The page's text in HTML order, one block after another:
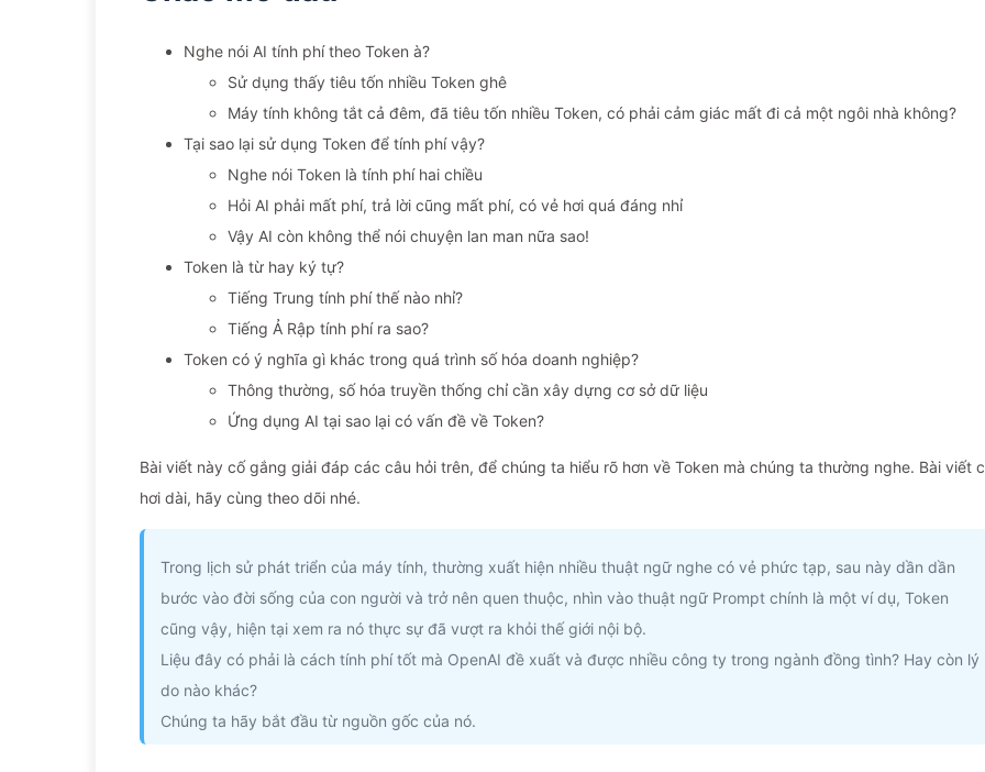
Nghe nói AI tính phí theo Token à?
Sử dụng thấy tiêu tốn nhiều Token ghê
Máy tính không tắt cả đêm, đã tiêu tốn nhiều Token, có phải cảm giác mất đi cả một ngôi nhà không?
Tại sao lại sử dụng Token để tính phí vậy?
Nghe nói Token là tính phí hai chiều
Hỏi AI phải mất phí, trả lời cũng mất phí, có vẻ hơi quá đáng nhỉ
Vậy AI còn không thể nói chuyện lan man nữa sao!
Token là từ hay ký tự?
Tiếng Trung tính phí thế nào nhỉ?
Tiếng Ả Rập tính phí ra sao?
Token có ý nghĩa gì khác trong quá trình số hóa doanh nghiệp?
Thông thường, số hóa truyền thống chỉ cần xây dựng cơ sở dữ liệu
Ứng dụng AI tại sao lại có vấn đề về Token?
Bài viết này cố gắng giải đáp các câu hỏi trên, để chúng ta hiểu rõ hơn về Token mà chúng ta thường nghe. Bài viết
hơi dài, hãy cùng theo dõi nhé.
Trong lịch sử phát triển của máy tính, thường xuất hiện nhiều thuật ngữ nghe có vẻ phức tạp, sau này dần dần
bước vào đời sống của con người và trở nên quen thuộc, nhìn vào thuật ngữ Prompt chính là một ví dụ, Token
cũng vậy, hiện tại xem ra nó thực sự đã vượt ra khỏi thế giới nội bộ.
Liệu đây có phải là cách tính phí tốt mà OpenAI đề xuất và được nhiều công ty trong ngành đồng tình? Hay còn lý
do nào khác?
Chúng ta hãy bắt đầu từ nguồn gốc của nó.